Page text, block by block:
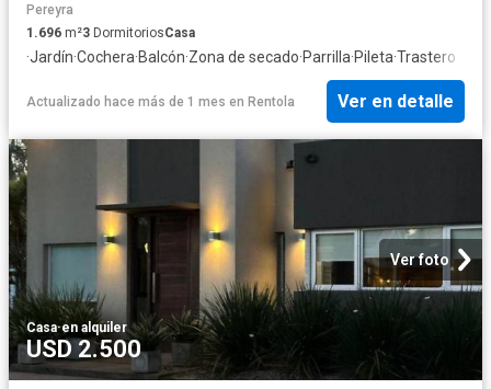
Pereyra
1.696 m²3 DormitoriosCasa
·Jardín·Cochera·Balcón·Zona de secado·Parrilla·Pileta·Trastero
Actualizado hace más de 1 mes en Rentola Ver en detalle
Ver foto
Casa·en alquiler
USD 2.500